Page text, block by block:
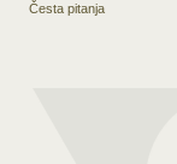
Česta pitanja